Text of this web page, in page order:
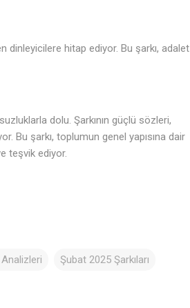
dinleyicilere hitap ediyor. Bu şarkı, adalet
dolu. Şarkının güçlü sözleri,
Bu şarkı, toplumun genel yapısına dair
teşvik ediyor.
Şubat 2025 Şarkıları